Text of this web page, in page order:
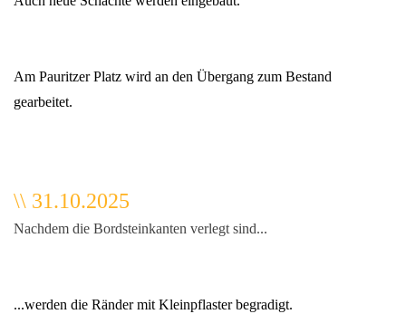
Am Pauritzer Platz wird an den Übergang zum Bestand
gearbeitet.
\\ 31.10.2025
Nachdem die Bordsteinkanten verlegt sind...
...werden die Ränder mit Kleinpflaster begradigt.